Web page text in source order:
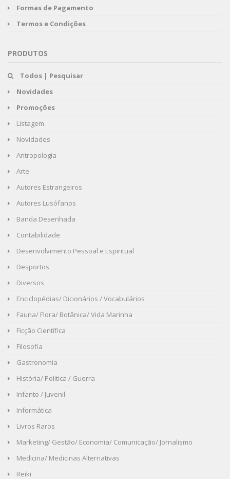
Formas de Pagamento
Termos e Condições
PRODUTOS
Todos | Pesquisar
Novidades
Promoções
Listagem
Novidades
Antropologia
Arte
Autores Estrangeiros
Autores Lusófanos
Banda Desenhada
Contabilidade
Desenvolvimento Pessoal e Espiritual
Desportos
Diversos
Enciclopédias/ Dicionários / Vocabulários
Fauna/ Flora/ Botânica/ Vida Marinha
Ficção Científica
Filosofia
Gastronomia
História/ Politica / Guerra
Infanto / Juvenil
Informática
Livros Raros
Marketing/ Gestão/ Economia/ Comunicação/ Jornalismo
Medicina/ Medicinas Alternativas
Reiki